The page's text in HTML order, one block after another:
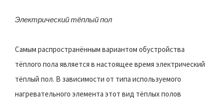
Электрический тёплый пол
Самым распространённым вариантом обустройства
тёплого пола является в настоящее время электрический
тёплый пол. В зависимости от типа используемого
нагревательного элемента этот вид тёплых полов